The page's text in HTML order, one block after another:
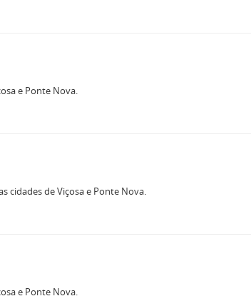
e Ponte Nova.
cidades de Viçosa e Ponte Nova.
e Ponte Nova.